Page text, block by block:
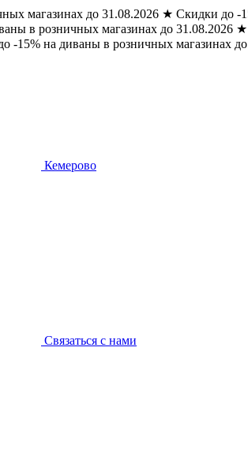
магазинах до 31.08.2026 ★ Скидки до -
в розничных магазинах до 31.08.2026 ★
-15% на диваны в розничных магазинах
Кемерово
Связаться с нами